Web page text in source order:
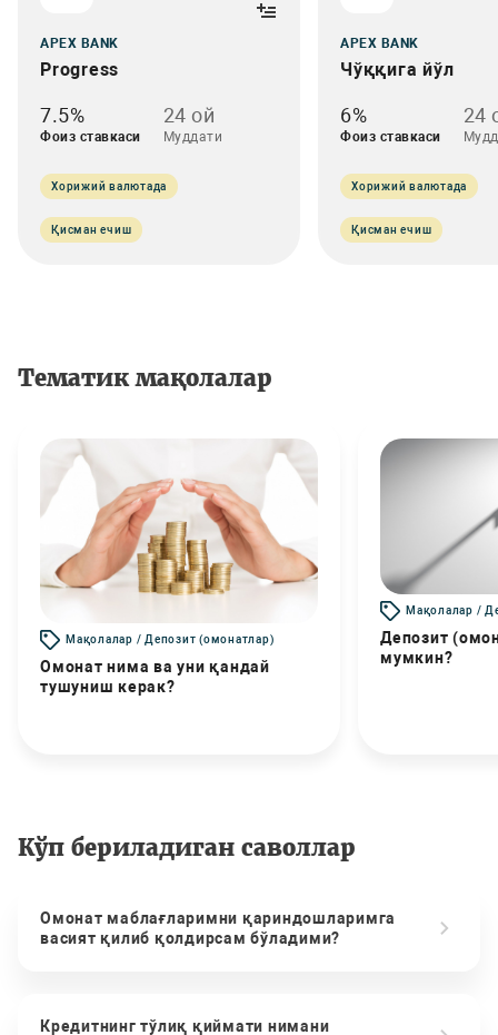
APEX BANK
Progress
7.5%
Фоиз ставкаси
24 oй
Муддати
Хорижий валютада
Қисман ечиш
APEX BANK
Чўққига йўл
6%
Фоиз ставкаси
24
Хорижий валютада
Қисман ечиш
Тематик мақолалар
Мақолалар / Депозит (омонатлар)
Омонат нима ва уни қандай
тушуниш керак?
Мақолалар /
Депозит
мумкин?
Кўп бериладиган саволлар
Омонат маблағларимни қариндошларимга
васият қилиб қолдирсам бўладими?
Кредитнинг тўлиқ қиймати нимани